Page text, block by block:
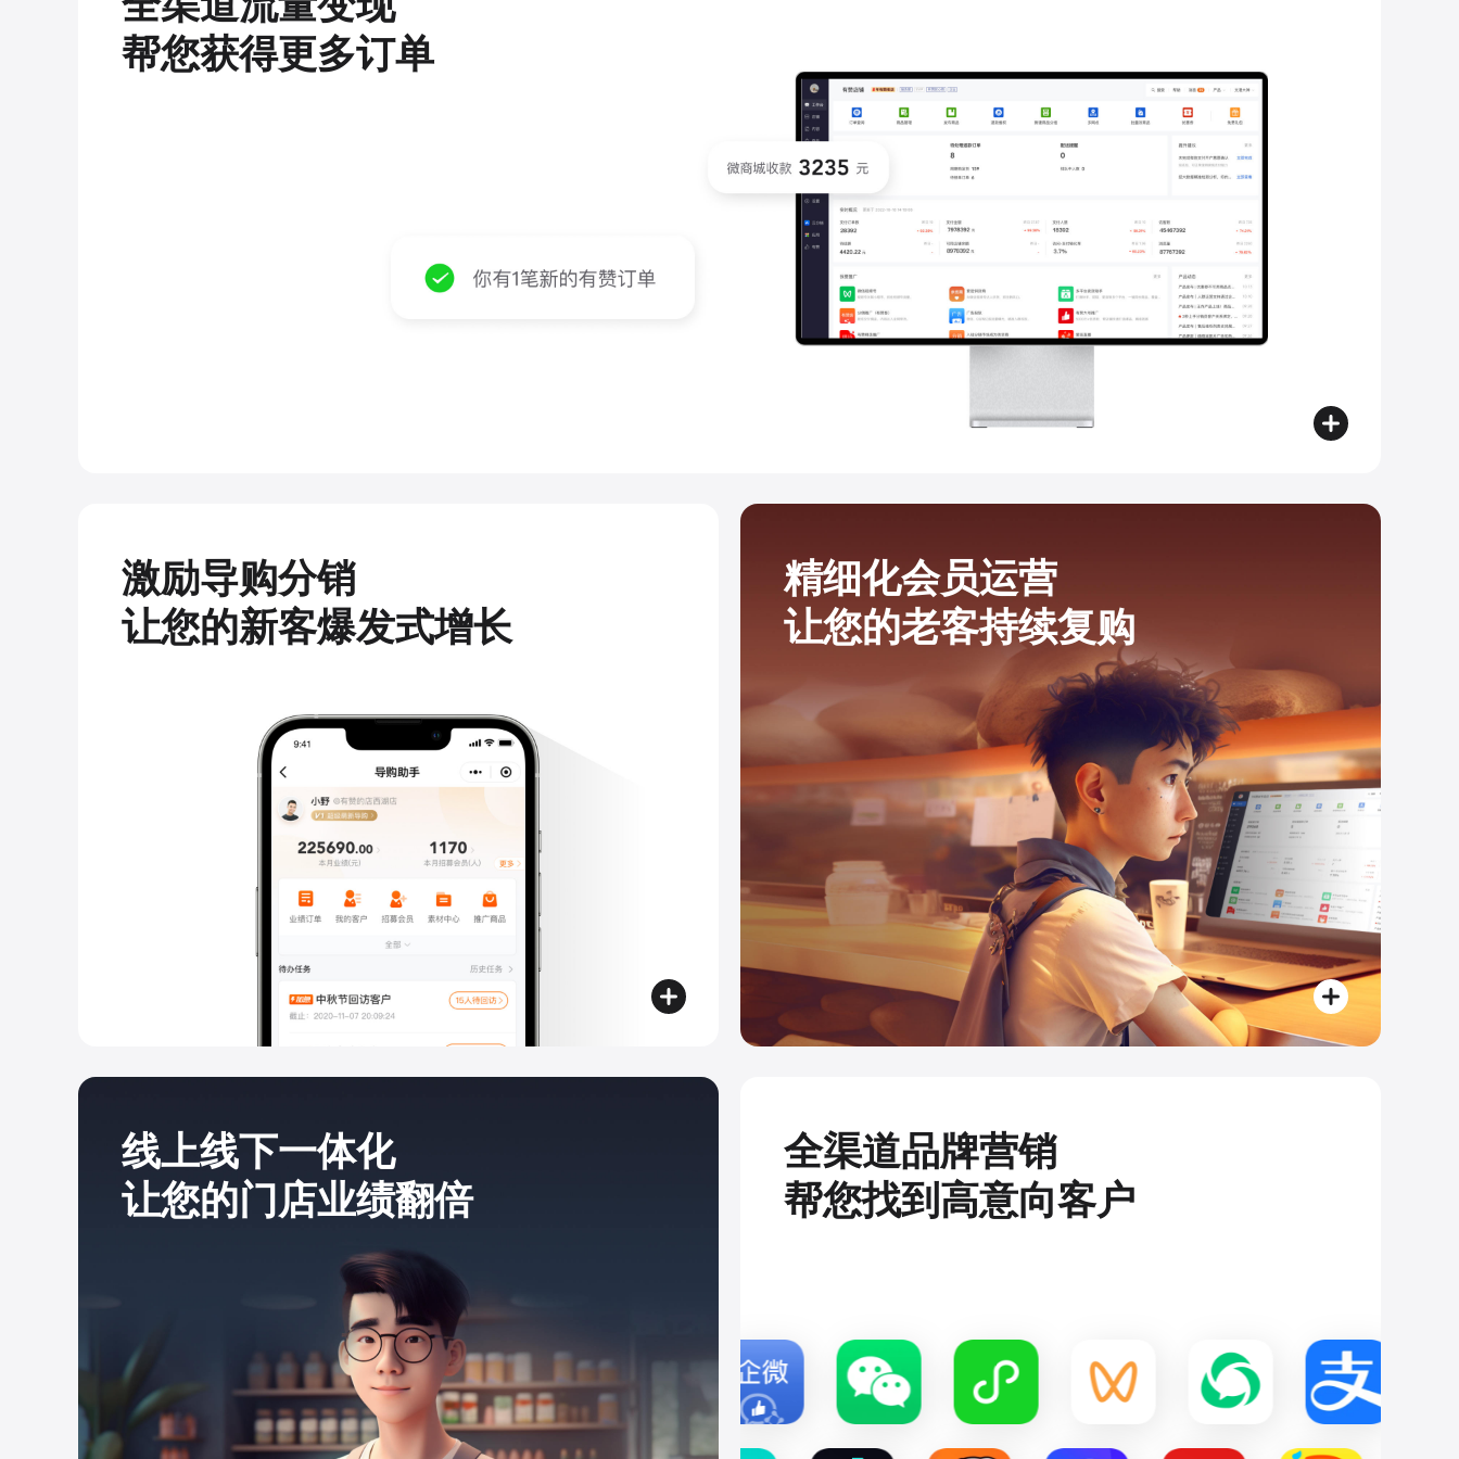
帮您获得更多订单
激励导购分销
让您的新客爆发式增长
精细化会员运营
让您的老客持续复购
线上线下一体化
让您的门店业绩翻倍
全渠道品牌营销
帮您找到高意向客户